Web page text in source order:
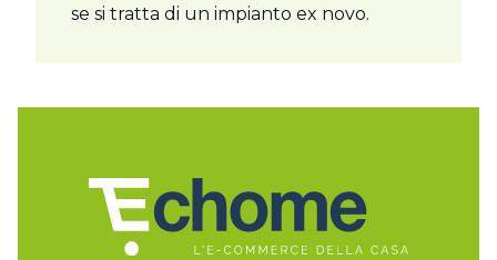
se si tratta di un impianto ex novo.